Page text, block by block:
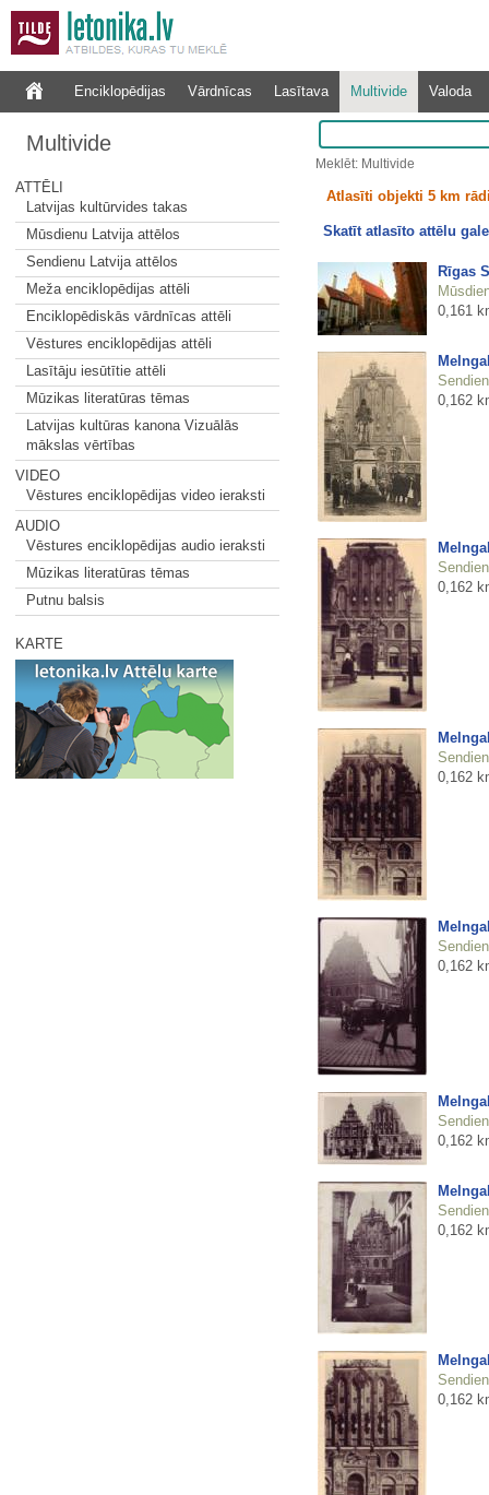
Enciklopēdijas Vārdnīcas Lasītava Multivide Valoda
Multivide
ATTĒLI
Latvijas kultūrvides takas
Mūsdienu Latvija attēlos
Sendienu Latvija attēlos
Meža enciklopēdijas attēli
Enciklopēdiskās vārdnīcas attēli
Vēstures enciklopēdijas attēli
Lasītāju iesūtītie attēli
Mūzikas literatūras tēmas
Latvijas kultūras kanona Vizuālās
mākslas vērtības
VIDEO
Vēstures enciklopēdijas video ieraksti
AUDIO
Vēstures enciklopēdijas audio ieraksti
Mūzikas literatūras tēmas
Putnu balsis
KARTE
Meklēt: Multivide
Atlasīti objekti 5 km
Skatīt atlasīto attēlu
Rīgas
0,161
0,162
0,162
0,162
0,162
0,162
0,162
0,162